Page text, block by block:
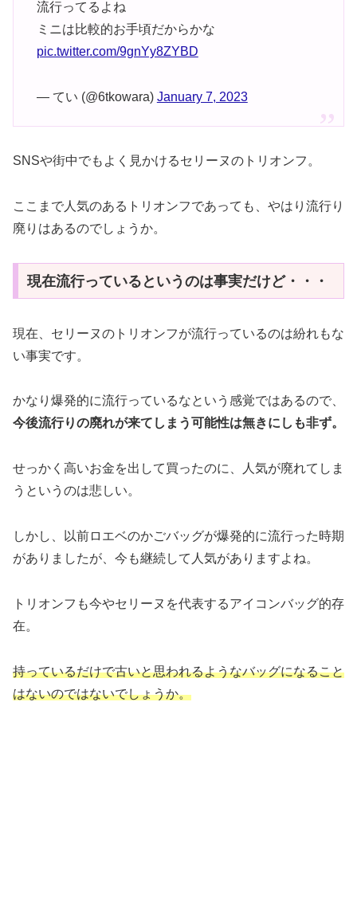
流行ってるよね
ミニは比較的お手頃だからかな
pic.twitter.com/9gnYy8ZYBD
— てい (@6tkowara) January 7, 2023
SNSや街中でもよく見かけるセリーヌのトリオンフ。
ここまで人気のあるトリオンフであっても、やはり流行り
廃りはあるのでしょうか。
現在流行っているというのは事実だけど・・・
現在、セリーヌのトリオンフが流行っているのは紛れもな
い事実です。
かなり爆発的に流行っているなという感覚ではあるので、
今後流行りの廃れが来てしまう可能性は無きにしも非ず。
せっかく高いお金を出して買ったのに、人気が廃れてしま
うというのは悲しい。
しかし、以前ロエベのかごバッグが爆発的に流行った時期
がありましたが、今も継続して人気がありますよね。
トリオンフも今やセリーヌを代表するアイコンバッグ的存
在。
持っているだけで古いと思われるようなバッグになること
はないのではないでしょうか。